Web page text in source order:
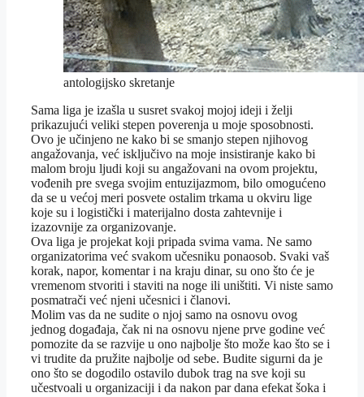
antologijsko skretanje
Sama liga je izašla u susret svakoj mojoj ideji i želji
prikazujući veliki stepen poverenja u moje sposobnosti.
Ovo je učinjeno ne kako bi se smanjo stepen njihovog
angažovanja, već isključivo na moje insistiranje kako bi
malom broju ljudi koji su angažovani na ovom projektu,
vođenih pre svega svojim entuzijazmom, bilo omogućeno
da se u većoj meri posvete ostalim trkama u okviru lige
koje su i logistički i materijalno dosta zahtevnije i
izazovnije za organizovanje.
Ova liga je projekat koji pripada svima vama. Ne samo
organizatorima već svakom učesniku ponaosob. Svaki vaš
korak, napor, komentar i na kraju dinar, su ono što će je
vremenom stvoriti i staviti na noge ili uništiti. Vi niste samo
posmatrači već njeni učesnici i članovi.
Molim vas da ne sudite o njoj samo na osnovu ovog
jednog događaja, čak ni na osnovu njene prve godine već
pomozite da se razvije u ono najbolje što može kao što se i
vi trudite da pružite najbolje od sebe. Budite sigurni da je
ono što se dogodilo ostavilo dubok trag na sve koji su
učestvoali u organizaciji i da nakon par dana efekat šoka i